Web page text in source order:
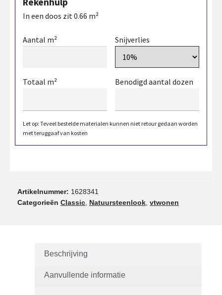
In een doos zit 0.66 m²
Aantal m² Snijverlies
Totaal m² Benodigd aantal dozen
Let op: Teveel bestelde materialen kunnen niet retour gedaan worden
met teruggaaf van kosten
Artikelnummer: 1628341
Categorieën Classic, Natuursteenlook, vtwonen
Beschrijving
Aanvullende informatie